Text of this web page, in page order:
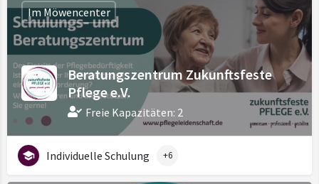
Beratungszentrum Zukunftsfeste
Pflege e.V.
Freie Kapazitäten: 2
Im Möwencenter
Individuelle Schulung +6